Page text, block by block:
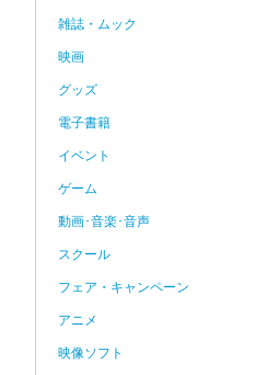
雑誌・ムック
映画
グッズ
電子書籍
イベント
ゲーム
動画･音楽･音声
スクール
フェア・キャンペーン
アニメ
映像ソフト